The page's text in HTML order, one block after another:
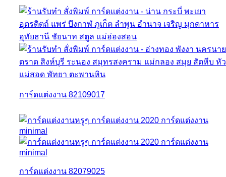
การ์ดแต่งงาน 82109017
การ์ดแต่งงาน 82079025